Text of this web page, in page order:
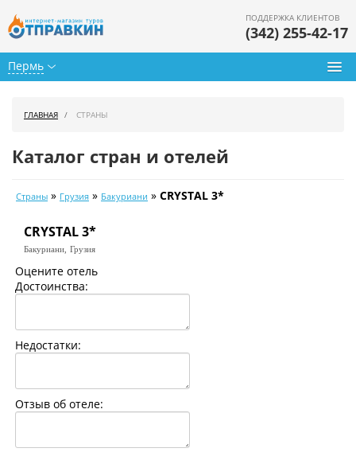
Пермь
ПОДДЕРЖКА КЛИЕНТОВ
(342) 255-42-17
Календарь туров
Цены дня
Страны
ГЛАВНАЯ СТРАНЫ
Каталог стран и отелей
Страны » Грузия » Бакуриани » CRYSTAL 3*
CRYSTAL 3*
Бакуриани, Грузия
Оцените отель
Достоинства:
Недостатки:
Отзыв об отеле: